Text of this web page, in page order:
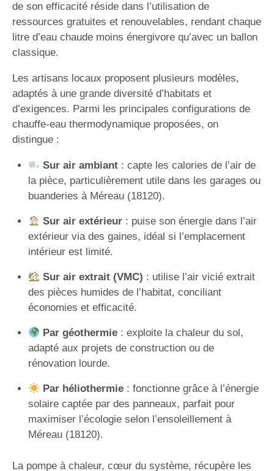
de son efficacité réside dans l’utilisation de
ressources gratuites et renouvelables, rendant chaque
litre d’eau chaude moins énergivore qu’avec un ballon
classique.
Les artisans locaux proposent plusieurs modèles,
adaptés à une grande diversité d’habitats et
d’exigences. Parmi les principales configurations de
chauffe-eau thermodynamique proposées, on
distingue :
Sur air ambiant: capte les calories de l’air de
la pièce, particulièrement utile dans les garages ou
buanderies à Méreau (18120).
Sur air extérieur: puise son énergie dans l’air
extérieur via des gaines, idéal si l’emplacement
intérieur est limité.
Sur air extrait (VMC) : utilise l’air vicié extrait
des pièces humides de l’habitat, conciliant
économies et efficacité.
Par géothermie: exploite la chaleur du sol,
adapté aux projets de construction ou de
rénovation lourde.
Par héliothermie: fonctionne grâce à l’énergie
solaire captée par des panneaux, parfait pour
maximiser l’écologie selon l’ensoleillement à
Méreau (18120).
La pompe à chaleur, cœur du système, récupère les